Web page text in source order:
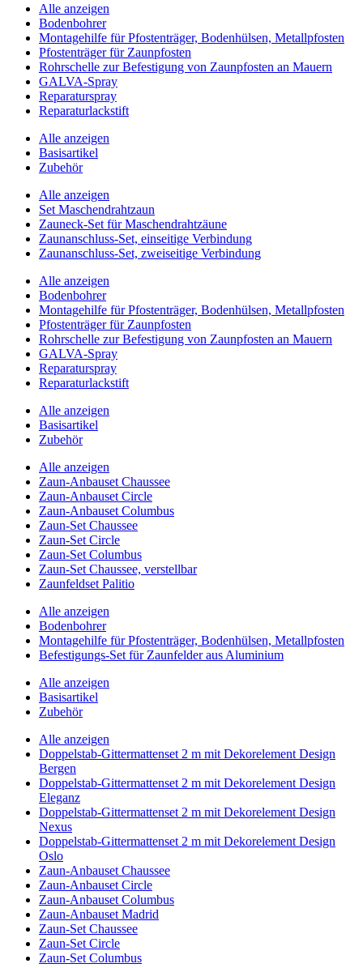
Alle anzeigen
Bodenbohrer
Montagehilfe für Pfostenträger, Bodenhülsen, Metallpfosten
Pfostenträger für Zaunpfosten
Rohrschelle zur Befestigung von Zaunpfosten an Mauern
GALVA-Spray
Reparaturspray
Reparaturlackstift
Alle anzeigen
Basisartikel
Zubehör
Alle anzeigen
Set Maschendrahtzaun
Zauneck-Set für Maschendrahtzäune
Zaunanschluss-Set, einseitige Verbindung
Zaunanschluss-Set, zweiseitige Verbindung
Alle anzeigen
Bodenbohrer
Montagehilfe für Pfostenträger, Bodenhülsen, Metallpfosten
Pfostenträger für Zaunpfosten
Rohrschelle zur Befestigung von Zaunpfosten an Mauern
GALVA-Spray
Reparaturspray
Reparaturlackstift
Alle anzeigen
Basisartikel
Zubehör
Alle anzeigen
Zaun-Anbauset Chaussee
Zaun-Anbauset Circle
Zaun-Anbauset Columbus
Zaun-Set Chaussee
Zaun-Set Circle
Zaun-Set Columbus
Zaun-Set Chaussee, verstellbar
Zaunfeldset Palitio
Alle anzeigen
Bodenbohrer
Montagehilfe für Pfostenträger, Bodenhülsen, Metallpfosten
Befestigungs-Set für Zaunfelder aus Aluminium
Alle anzeigen
Basisartikel
Zubehör
Alle anzeigen
Doppelstab-Gittermattenset 2 m mit Dekorelement Design
Bergen
Doppelstab-Gittermattenset 2 m mit Dekorelement Design
Eleganz
Doppelstab-Gittermattenset 2 m mit Dekorelement Design
Nexus
Doppelstab-Gittermattenset 2 m mit Dekorelement Design
Oslo
Zaun-Anbauset Chaussee
Zaun-Anbauset Circle
Zaun-Anbauset Columbus
Zaun-Anbauset Madrid
Zaun-Set Chaussee
Zaun-Set Circle
Zaun-Set Columbus